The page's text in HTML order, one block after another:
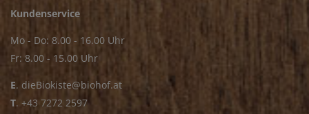
Kundenservice
Mo - Do: 8.00 - 16.00 Uhr
Fr: 8.00 - 15.00 Uhr
E. dieBiokiste@biohof.at
T. +43 7272 2597